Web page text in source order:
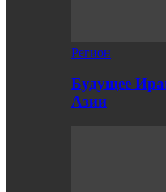
Регион
Будущее
Азии